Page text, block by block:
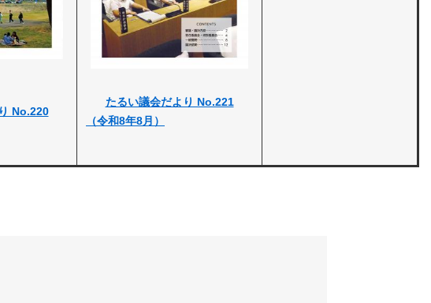
No.220
​たるい議会だより No.221
（令和8年8月）